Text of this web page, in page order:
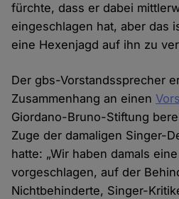
fürchte, dass er dabei
eingeschlagen hat, aber das
eine Hexenjagd auf ihn zu
Der gbs-Vorstandssprecher
Zusammenhang an einen
Giordano-Bruno-Stiftung
Zuge der damaligen Singer-
hatte: „Wir haben damals
vorgeschlagen, auf der
Nichtbehinderte, Singer-